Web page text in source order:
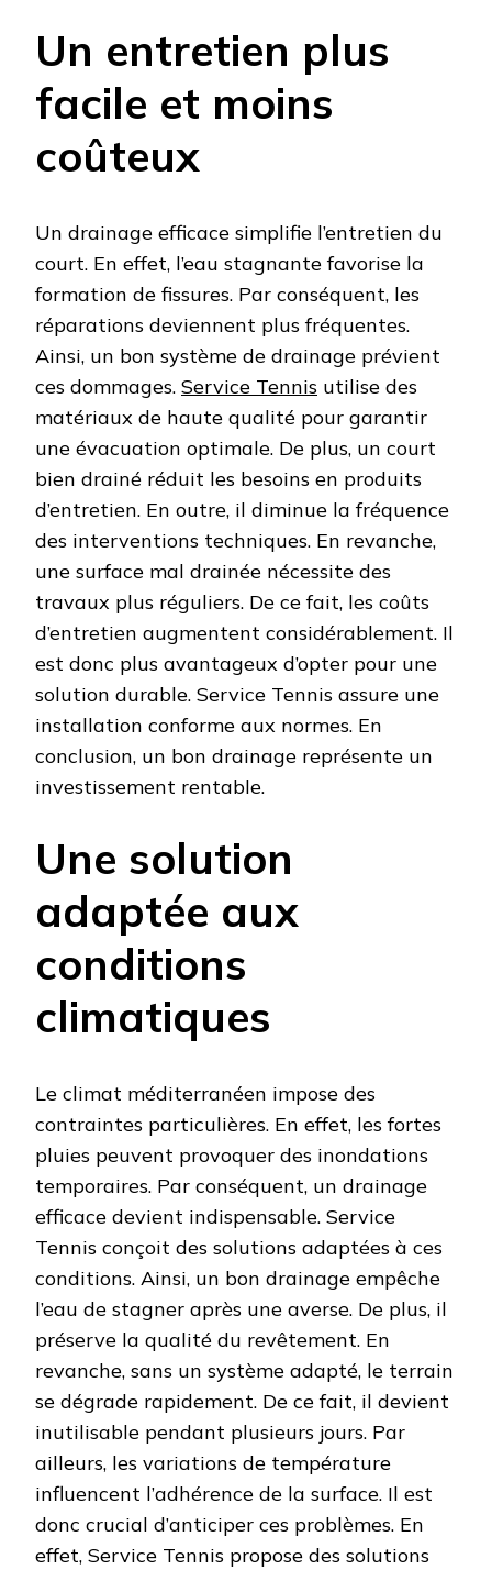
Un entretien plus
facile et moins
coûteux
Un drainage efficace simplifie l’entretien du
court. En effet, l’eau stagnante favorise la
formation de fissures. Par conséquent, les
réparations deviennent plus fréquentes.
Ainsi, un bon système de drainage prévient
ces dommages. Service Tennis utilise des
matériaux de haute qualité pour garantir
une évacuation optimale. De plus, un court
bien drainé réduit les besoins en produits
d’entretien. En outre, il diminue la fréquence
des interventions techniques. En revanche,
une surface mal drainée nécessite des
travaux plus réguliers. De ce fait, les coûts
d’entretien augmentent considérablement. Il
est donc plus avantageux d’opter pour une
solution durable. Service Tennis assure une
installation conforme aux normes. En
conclusion, un bon drainage représente un
investissement rentable.
Une solution
adaptée aux
conditions
climatiques
Le climat méditerranéen impose des
contraintes particulières. En effet, les fortes
pluies peuvent provoquer des inondations
temporaires. Par conséquent, un drainage
efficace devient indispensable. Service
Tennis conçoit des solutions adaptées à ces
conditions. Ainsi, un bon drainage empêche
l’eau de stagner après une averse. De plus, il
préserve la qualité du revêtement. En
revanche, sans un système adapté, le terrain
se dégrade rapidement. De ce fait, il devient
inutilisable pendant plusieurs jours. Par
ailleurs, les variations de température
influencent l’adhérence de la surface. Il est
donc crucial d’anticiper ces problèmes. En
effet, Service Tennis propose des solutions